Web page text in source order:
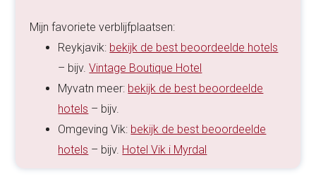
Mijn favoriete verblijfplaatsen:
Reykjavik: bekijk de best beoordeelde hotels
– bijv.Vintage Boutique Hotel
Myvatn meer: bekijk de best beoordeelde
hotels – bijv.
Omgeving Vik: bekijk de best beoordeelde
hotels – bijv. Hotel Vik i Myrdal